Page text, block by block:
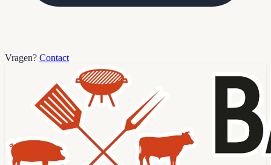
Vragen? Contact